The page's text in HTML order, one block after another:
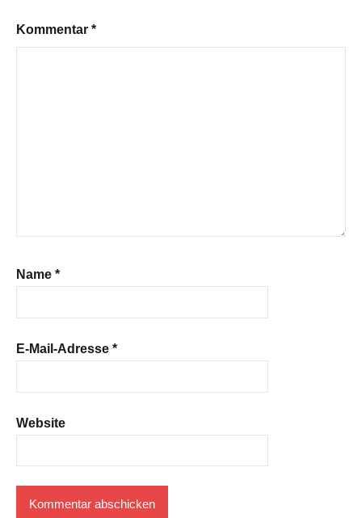
Kommentar *
Name *
E-Mail-Adresse *
Website